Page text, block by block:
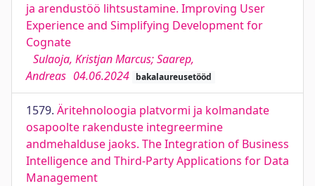
ja arendustöö lihtsustamine. Improving User
Experience and Simplifying Development for
Cognate
Sulaoja, Kristjan Marcus; Saarep,
Andreas 04.06.2024 bakalaureusetööd
1579. Äritehnoloogia platvormi ja kolmandate
osapoolte rakenduste integreermine
andmehalduse jaoks. The Integration of Business
Intelligence and Third-Party Applications for Data
Management